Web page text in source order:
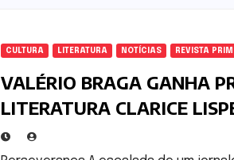
CULTURA LITERATURA NOTÍCIAS REVISTA
VALÉRIO BRAGA GANHA
LITERATURA CLARICE